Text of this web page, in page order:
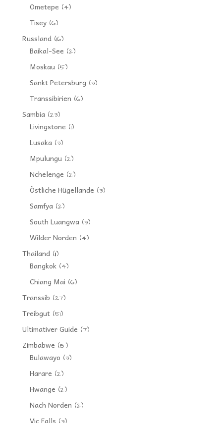
Ometepe (4)
Tisey(6)
Russland(16)
Baikal-See (2)
Moskau(5)
Sankt Petersburg (3)
Transsibirien (6)
Sambia(23)
Livingstone (1)
Lusaka(3)
Mpulungu(2)
Nchelenge (2)
Östliche Hügellande (3)
Samfya(2)
South Luangwa(3)
Wilder Norden (4)
Thailand(11)
Bangkok(4)
Chiang Mai (6)
Transsib (27)
Treibgut(51)
Ultimativer Guide (7)
Zimbabwe (15)
Bulawayo (3)
Harare (2)
Hwange (2)
Nach Norden (2)
Vic Falls